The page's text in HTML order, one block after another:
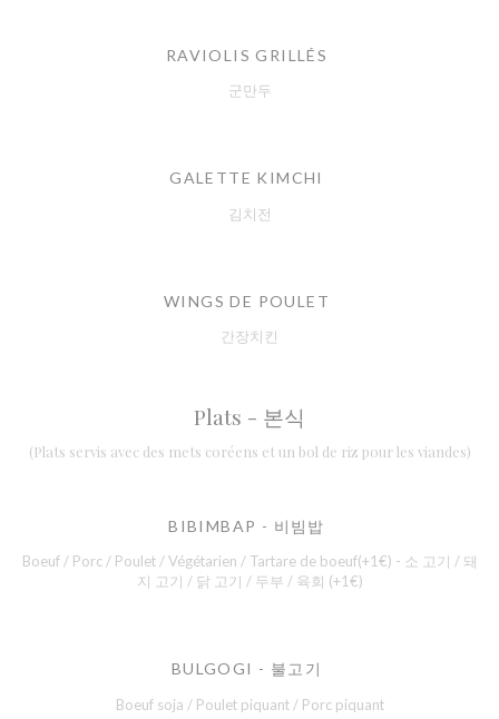
RAVIOLIS GRILLÉS
군만두
GALETTE KIMCHI
김치전
WINGS DE POULET
간장치킨
Plats - 본식
(Plats servis avec des mets coréens et un bol de riz pour les viandes)
BIBIMBAP - 비빔밥
Boeuf / Porc / Poulet / Végétarien / Tartare de boeuf(+1€) - 소 고기 / 돼
지 고기 / 닭 고기 / 두부 / 육회 (+1€)
BULGOGI - 불고기
Boeuf soja / Poulet piquant / Porc piquant